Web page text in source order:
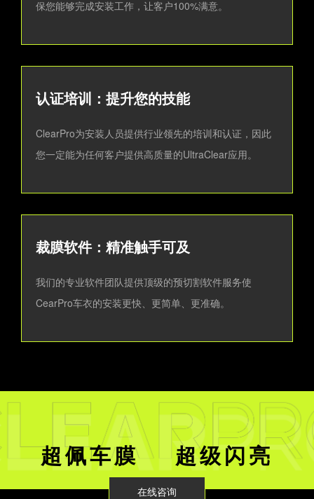
保您能够完成安装工作，让客户100%满意。
认证培训：提升您的技能
ClearPro为安装人员提供行业领先的培训和认证，因此
您一定能为任何客户提供高质量的UltraClear应用。
裁膜软件：精准触手可及
我们的专业软件团队提供顶级的预切割软件服务使
CearPro车衣的安装更快、更简单、更准确。
超佩车膜 超级闪亮
在线咨询